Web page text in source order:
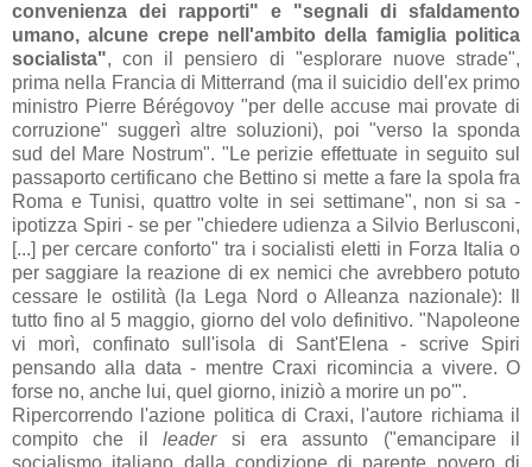
convenienza dei rapporti" e "segnali di sfaldamento
umano, alcune crepe nell'ambito della famiglia politica
socialista", con il pensiero di "esplorare nuove strade",
prima nella Francia di Mitterrand (ma il suicidio dell'ex primo
ministro Pierre Bérégovoy "per delle accuse mai provate di
corruzione" suggerì altre soluzioni), poi "verso
la sponda
sud del Mare Nostrum". "Le perizie effettuate in seguito sul
passaporto certificano che Bettino si mette a fare la spola fra
Roma e Tunisi, quattro volte in sei settimane", non si sa -
ipotizza Spiri - se per "chiedere udienza a Silvio Berlusconi,
[...] per cercare conforto" tra i socialisti eletti in Forza Italia o
per saggiare la reazione di ex nemici che avrebbero potuto
cessare le ostilità (la Lega Nord o Alleanza nazionale): Il
tutto fino al 5 maggio, giorno del volo definitivo. "Napoleone
vi morì, confinato sull'isola di Sant'Elena - scrive Spiri
pensando alla data - mentre Craxi ricomincia a vivere. O
forse no, anche lui, quel giorno, iniziò a morire un po'".
Ripercorrendo l'azione politica di Craxi, l'autore richiama il
compito che illeader si era assunto ("emancipare il
socialismo italiano dalla condizione di parente povero di